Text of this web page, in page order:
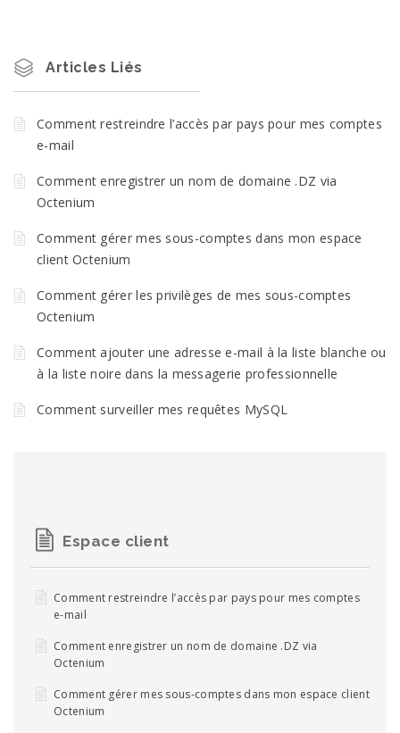
Articles Liés
Comment restreindre l’accès par pays pour mes comptes
e-mail
Comment enregistrer un nom de domaine .DZ via
Octenium
Comment gérer mes sous-comptes dans mon espace
client Octenium
Comment gérer les privilèges de mes sous-comptes
Octenium
Comment ajouter une adresse e-mail à la liste blanche ou
à la liste noire dans la messagerie professionnelle
Comment surveiller mes requêtes MySQL
Espace client
Comment restreindre l’accès par pays pour mes comptes
e-mail
Comment enregistrer un nom de domaine .DZ via
Octenium
Comment gérer mes sous-comptes dans mon espace client
Octenium